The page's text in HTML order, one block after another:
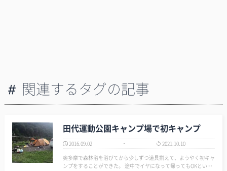
関連するタグの記事
田代運動公園キャンプ場で初キャンプ
2016.09.02
2021.10.10
奥多摩で森林浴を浴びてから少しずつ道具揃えて、ようやく初キャ
ンプをすることができた。 途中でイヤになって帰ってもOKという